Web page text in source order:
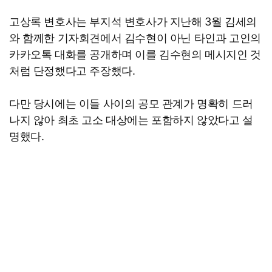
고상록 변호사는 부지석 변호사가 지난해 3월 김세의
와 함께한 기자회견에서 김수현이 아닌 타인과 고인의
카카오톡 대화를 공개하며 이를 김수현의 메시지인 것
처럼 단정했다고 주장했다.
다만 당시에는 이들 사이의 공모 관계가 명확히 드러
나지 않아 최초 고소 대상에는 포함하지 않았다고 설
명했다.